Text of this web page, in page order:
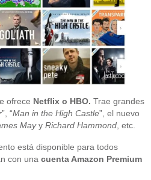
ofrece Netflix o HBO. Trae grandes
”, “Man in the High Castle”, el nuevo
Mayy Richard Hammond, etc.
está disponible para todos
con una cuenta Amazon Premium